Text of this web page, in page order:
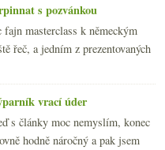
s pozvánkou
masterclass k německým
řeč, a jedním z prezentovaných
vrací úder
s články moc nemyslím, konec
hodně náročný a pak jsem